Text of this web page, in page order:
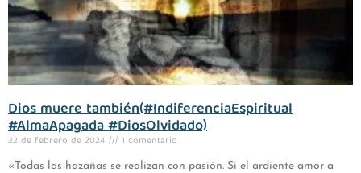
Dios muere también(#IndiferenciaEspiritual
#AlmaApagada #DiosOlvidado)
22 de febrero de 2024 1 comentario
«Todas las hazañas se realizan con pasión. Si el ardiente amor a